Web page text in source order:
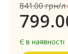
841.00грн/л
Є в наявності